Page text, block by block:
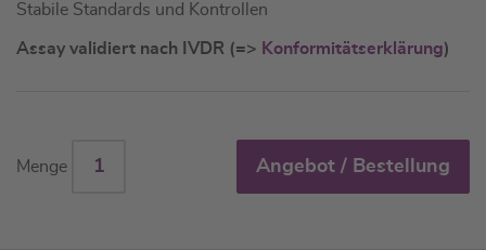
Stabile Standards und Kontrollen
Assay validiert nach IVDR (=> Konformitätserklärung)
Menge Angebot / Bestellung